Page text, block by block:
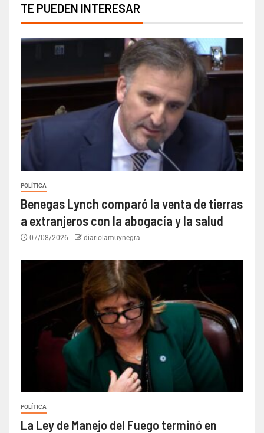
TE PUEDEN INTERESAR
POLÍTICA
Benegas Lynch comparó la venta de tierras
a extranjeros con la abogacía y la salud
07/08/2026 diariolamuynegra
POLÍTICA
La Ley de Manejo del Fuego terminó en